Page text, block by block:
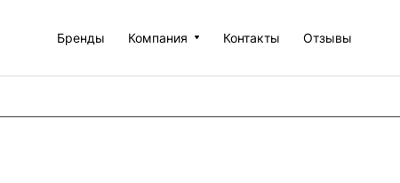
Бренды Компания Контакты Отзывы